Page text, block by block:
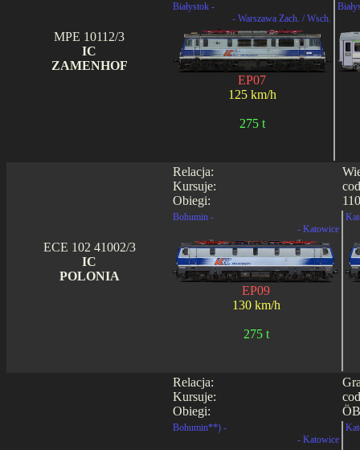
MPE 10112/3
IC
ZAMENHOF
Białystok -
- Warszawa Zach. / Wsch.
EP07
125 km/h
275 t
Relacja:
Kursuje:
Obiegi:
ECE 102 41002/3
IC
POLONIA
Bohumin -
- Katowice
EP09
130 km/h
275 t
Relacja:
Kursuje:
Obiegi:
Bohumin**) -
- Katowice